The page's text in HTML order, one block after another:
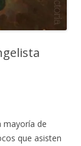
mayoría de
que asisten